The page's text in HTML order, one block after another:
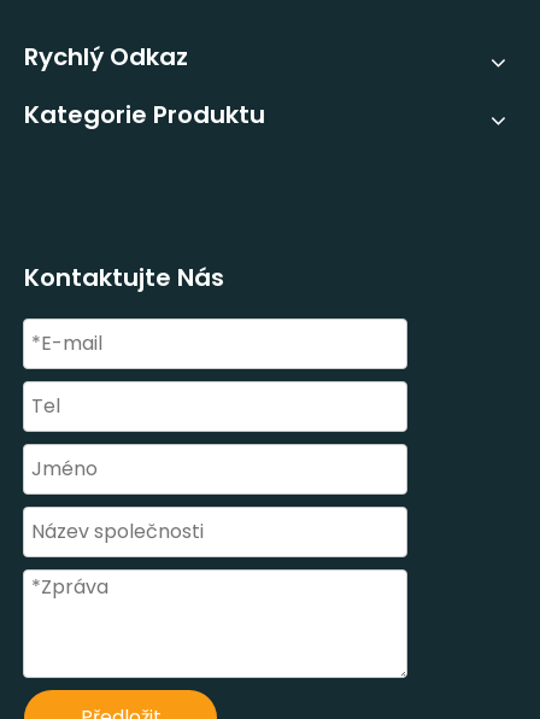
Rychlý Odkaz
Kategorie Produktu
Kontaktujte Nás